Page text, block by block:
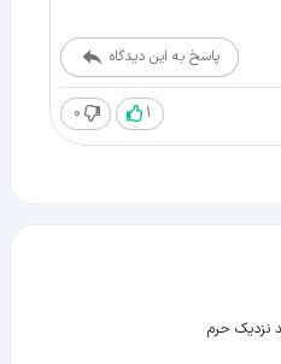
پاسخ به این دیدگاه
1
0
نزدیک حرم